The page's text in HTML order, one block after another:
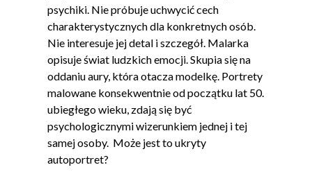
psychiki. Nie próbuje uchwycić cech
charakterystycznych dla konkretnych osób.
Nie interesuje jej detal i szczegół. Malarka
opisuje świat ludzkich emocji. Skupia się na
oddaniu aury, która otacza modelkę. Portrety
malowane konsekwentnie od początku lat 50.
ubiegłego wieku, zdają się być
psychologicznymi wizerunkiem jednej i tej
samej osoby. Może jest to ukryty
autoportret?